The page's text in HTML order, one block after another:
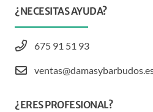
¿NECESITAS AYUDA?
675 91 51 93
¿ERES PROFESIONAL?